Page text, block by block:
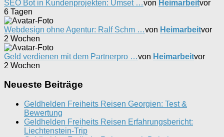
SEO Bot in Kundenprojekten: Umset …von Heimarbeitvor
6 Tagen
Webdesign ohne Agentur: Ralf Schm …von Heimarbeitvor
2 Wochen
Geld verdienen mit dem Partnerpro …von Heimarbeitvor
2 Wochen
Neueste Beiträge
Geldhelden Freiheits Reisen Georgien: Test &
Bewertung
Geldhelden Freiheits Reisen Erfahrungsbericht:
Liechtenstein-Trip